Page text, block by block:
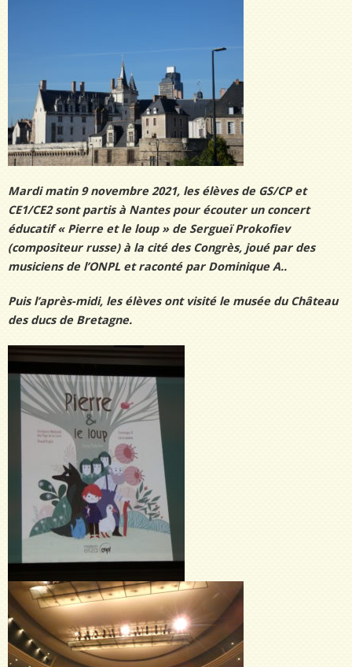
Mardi matin 9 novembre 2021, les élèves de GS/CP et
CE1/CE2 sont partis à Nantes pour écouter un concert
éducatif « Pierre et le loup » de Sergueï Prokofiev
(compositeur russe) à la cité des Congrès, joué par des
musiciens de l’ONPL et raconté par Dominique A..
Puis l’après-midi, les élèves ont visité le musée du Château
des ducs de Bretagne.